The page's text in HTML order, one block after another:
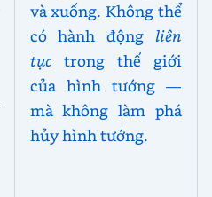
và xuống. Không thể
có hành động liên
tụctrong thế giới
của hình tướng —
mà không làm phá
hủy hình tướng.